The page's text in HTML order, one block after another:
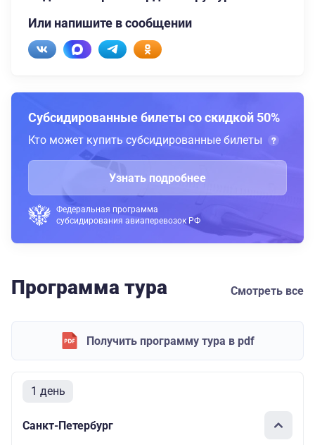
Или напишите в сообщении
Субсидированные билеты со скидкой 50%
Кто может купить субсидированные билеты
Узнать подробнее
Федеральная программа
субсидирования авиаперевозок РФ
Программа тура Смотреть все
Получить программу тура в pdf
1 день
Санкт-Петербург